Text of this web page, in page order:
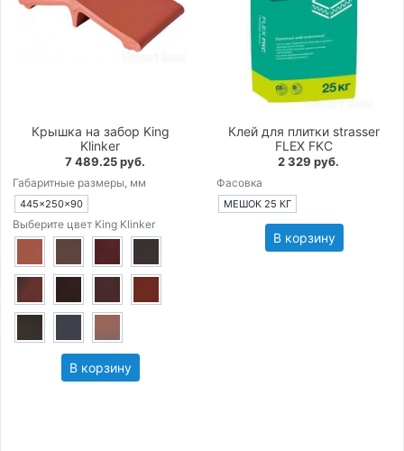
Крышка на забор King
Klinker
7 489.25 руб.
Габаритные размеры, мм
445×250×90
Выберите цвет King Klinker
В корзину
Клей для плитки strasser
FLEX FKC
2 329 руб.
Фасовка
МЕШОК 25 КГ
В корзину